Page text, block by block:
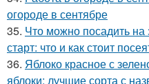
огороде в сентябре
35. Что можно посадить
старт: что и как стоит
36. Яблоко красное с
яблоки: лучшие сорта с